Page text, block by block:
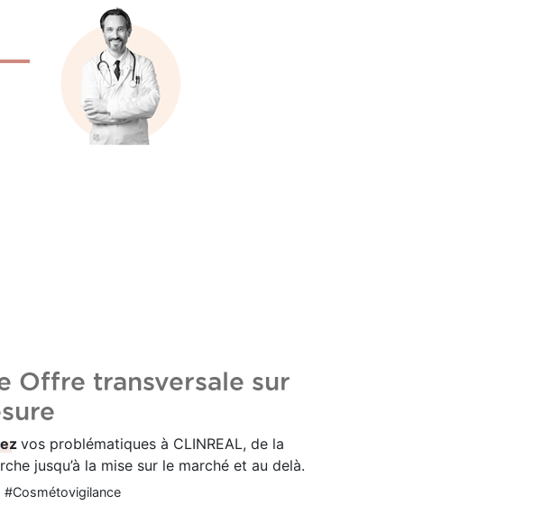
Offre transversale sur
vos problématiques à CLINREAL, de la
jusqu’à la mise sur le marché et au delà.
#Cosmétovigilance